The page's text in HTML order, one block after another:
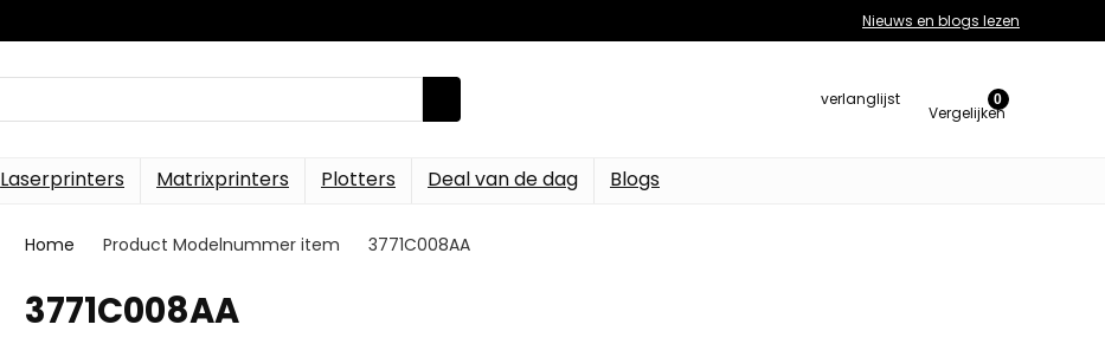
Nieuws en blogs lezen
verlanglijst 0
Vergelijken
Laserprinters Matrixprinters Plotters Deal van de dag Blogs
Home Product Modelnummer item ‎3771C008AA
‎3771C008AA